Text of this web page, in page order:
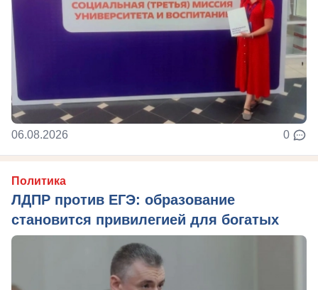
06.08.2026 0
Политика
ЛДПР против ЕГЭ: образование
становится привилегией для богатых